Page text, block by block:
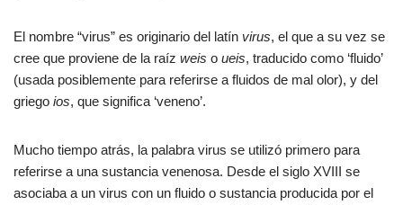
El nombre “virus” es originario del latín virus, el que a su vez se
cree que proviene de la raíz weis o ueis, traducido como ‘fluido’
(usada posiblemente para referirse a fluidos de mal olor), y del
griego ios, que significa ‘veneno’.
Mucho tiempo atrás, la palabra virus se utilizó primero para
referirse a una sustancia venenosa. Desde el siglo XVIII se
asociaba a un virus con un fluido o sustancia producida por el